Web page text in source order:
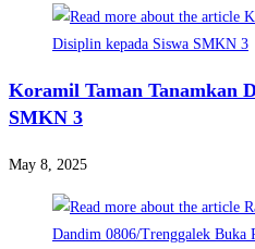
Koramil Taman Tanamkan
SMKN 3
May 8, 2025